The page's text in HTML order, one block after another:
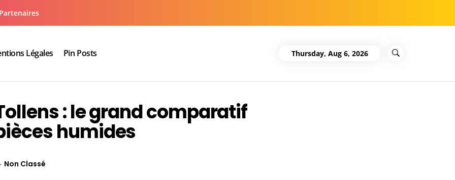
Légales Pin Posts Thursday, Aug 6, 2026
: le grand comparatif
humides
Non Classé